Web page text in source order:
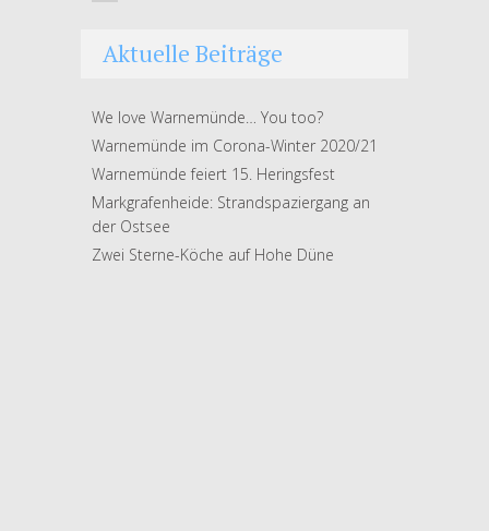
Aktuelle Beiträge
We love Warnemünde… You too?
Warnemünde im Corona-Winter 2020/21
Warnemünde feiert 15. Heringsfest
Markgrafenheide: Strandspaziergang an
der Ostsee
Zwei Sterne-Köche auf Hohe Düne